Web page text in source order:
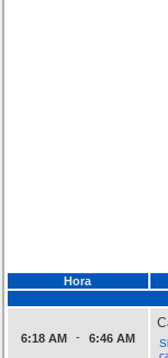
Hora
6:18 AM - 6:46 AM